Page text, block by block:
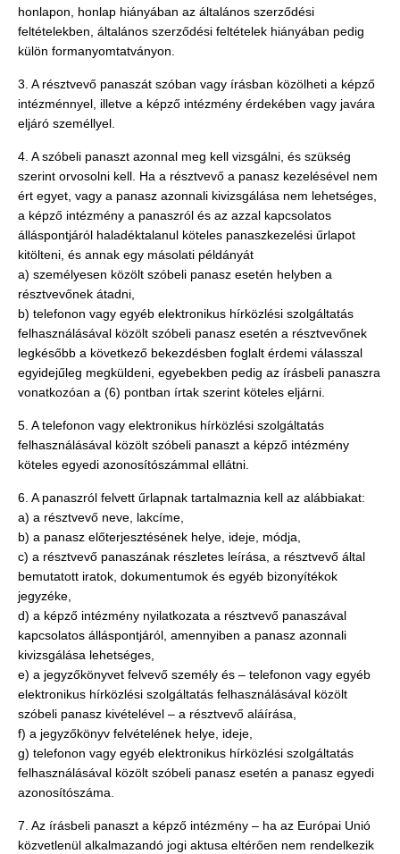
honlapon, honlap hiányában az általános szerződési
feltételekben, általános szerződési feltételek hiányában pedig
külön formanyomtatványon.
3. A résztvevő panaszát szóban vagy írásban közölheti a képző
intézménnyel, illetve a képző intézmény érdekében vagy javára
eljáró személlyel.
4. A szóbeli panaszt azonnal meg kell vizsgálni, és szükség
szerint orvosolni kell. Ha a résztvevő a panasz kezelésével nem
ért egyet, vagy a panasz azonnali kivizsgálása nem lehetséges,
a képző intézmény a panaszról és az azzal kapcsolatos
álláspontjáról haladéktalanul köteles panaszkezelési űrlapot
kitölteni, és annak egy másolati példányát
a) személyesen közölt szóbeli panasz esetén helyben a
résztvevőnek átadni,
b) telefonon vagy egyéb elektronikus hírközlési szolgáltatás
felhasználásával közölt szóbeli panasz esetén a résztvevőnek
legkésőbb a következő bekezdésben foglalt érdemi válasszal
egyidejűleg megküldeni, egyebekben pedig az írásbeli panaszra
vonatkozóan a (6) pontban írtak szerint köteles eljárni.
5. A telefonon vagy elektronikus hírközlési szolgáltatás
felhasználásával közölt szóbeli panaszt a képző intézmény
köteles egyedi azonosítószámmal ellátni.
6. A panaszról felvett űrlapnak tartalmaznia kell az alábbiakat:
a) a résztvevő neve, lakcíme,
b) a panasz előterjesztésének helye, ideje, módja,
c) a résztvevő panaszának részletes leírása, a résztvevő által
bemutatott iratok, dokumentumok és egyéb bizonyítékok
jegyzéke,
d) a képző intézmény nyilatkozata a résztvevő panaszával
kapcsolatos álláspontjáról, amennyiben a panasz azonnali
kivizsgálása lehetséges,
e) a jegyzőkönyvet felvevő személy és – telefonon vagy egyéb
elektronikus hírközlési szolgáltatás felhasználásával közölt
szóbeli panasz kivételével – a résztvevő aláírása,
f) a jegyzőkönyv felvételének helye, ideje,
g) telefonon vagy egyéb elektronikus hírközlési szolgáltatás
felhasználásával közölt szóbeli panasz esetén a panasz egyedi
azonosítószáma.
7. Az írásbeli panaszt a képző intézmény – ha az Európai Unió
közvetlenül alkalmazandó jogi aktusa eltérően nem rendelkezik